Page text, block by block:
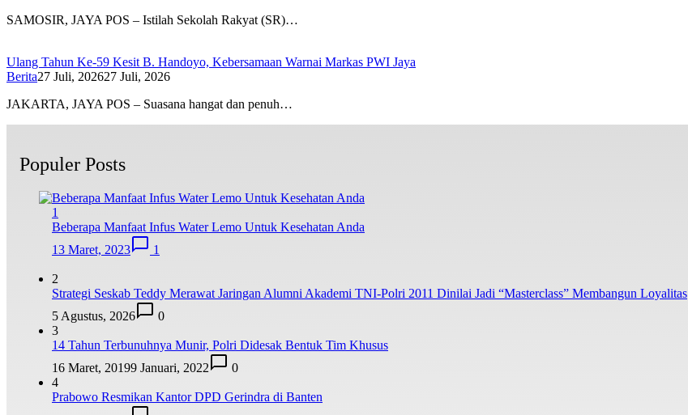
SAMOSIR, JAYA POS – Istilah Sekolah Rakyat (SR)…
Ulang Tahun Ke-59 Kesit B. Handoyo, Kebersamaan Warnai Markas PWI Jaya
Berita27 Juli, 202627 Juli, 2026
JAKARTA, JAYA POS – Suasana hangat dan penuh…
Populer Posts
1
Beberapa Manfaat Infus Water Lemo Untuk Kesehatan Anda
13 Maret, 2023
1
2
Strategi Seskab Teddy Merawat Jaringan Alumni Akademi TNI-Polri 2011 Dinilai Jadi “Masterclass” Membangun Loyalitas
5 Agustus, 2026
0
3
14 Tahun Terbunuhnya Munir, Polri Didesak Bentuk Tim Khusus
16 Maret, 20199 Januari, 2022
0
4
Prabowo Resmikan Kantor DPD Gerindra di Banten